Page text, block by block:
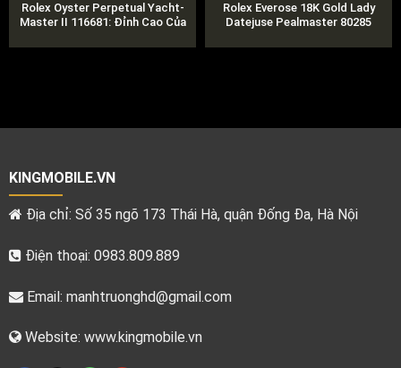
Rolex Oyster Perpetual Yacht-
Master II 116681: Đỉnh Cao Của
Rolex Everose 18K Gold Lady
Datejuse Pealmaster 80285
KINGMOBILE.VN
Địa chỉ: Số 35 ngõ 173 Thái Hà, quận Đống Đa, Hà Nội
Điện thoại: 0983.809.889
Email: manhtruonghd@gmail.com
Website: www.kingmobile.vn